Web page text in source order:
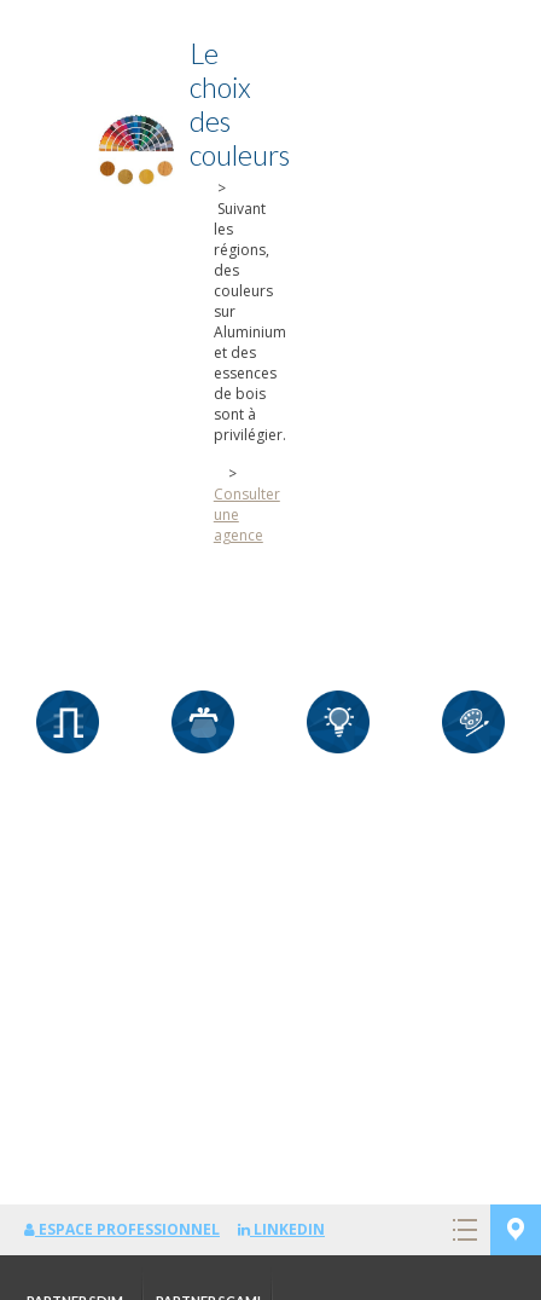
Le
choix
des
couleurs
>
Suivant
les
régions,
des
couleurs
sur
Aluminium
et des
essences
de bois
sont à
privilégier.
>
Consulter
une
agence
ESPACE PROFESSIONNEL LINKEDIN